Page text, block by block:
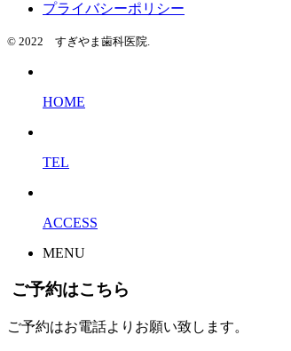
プライバシーポリシー
© 2022 すぎやま歯科医院.
HOME
TEL
ACCESS
MENU
ご予約はこちら
ご予約はお電話よりお願い致します。